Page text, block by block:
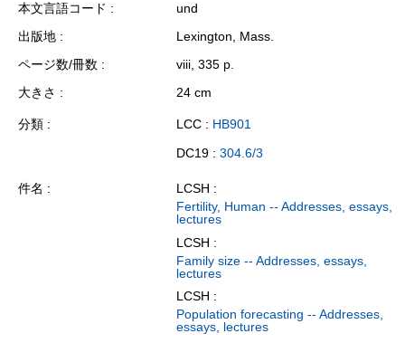
本文言語コード
und
出版地
Lexington, Mass.
ページ数/冊数
viii, 335 p.
大きさ
24 cm
分類 LCC : HB901
DC19 : 304.6/3
件名
LCSH :
Fertility, Human -- Addresses, essays,
lectures
LCSH :
Family size -- Addresses, essays,
lectures
LCSH :
Population forecasting -- Addresses,
essays, lectures